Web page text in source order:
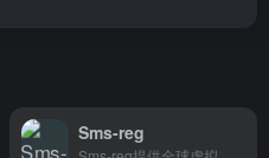
Sms-reg